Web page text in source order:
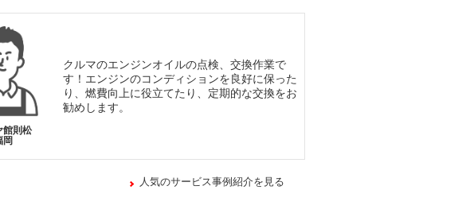
館則松
岡
クルマのエンジンオイルの点検、交換作業で
す！エンジンのコンディションを良好に保った
り、燃費向上に役立てたり、定期的な交換をお
勧めします。
人気のサービス事例紹介を見る